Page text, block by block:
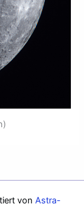
von Astra-